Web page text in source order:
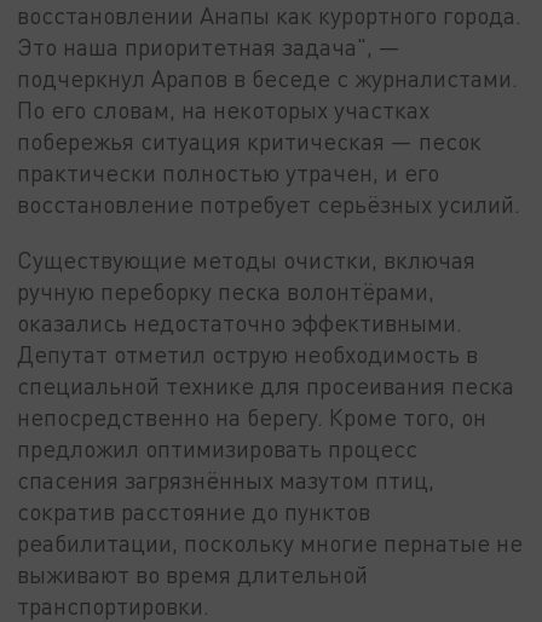
восстановлении Анапы как курортного города.
Это наша приоритетная задача", —
подчеркнул Арапов в беседе с журналистами.
По его словам, на некоторых участках
побережья ситуация критическая — песок
практически полностью утрачен, и его
восстановление потребует серьёзных усилий.
Существующие методы очистки, включая
ручную переборку песка волонтёрами,
оказались недостаточно эффективными.
Депутат отметил острую необходимость в
специальной технике для просеивания песка
непосредственно на берегу. Кроме того, он
предложил оптимизировать процесс
спасения загрязнённых мазутом птиц,
сократив расстояние до пунктов
реабилитации, поскольку многие пернатые не
выживают во время длительной
транспортировки.